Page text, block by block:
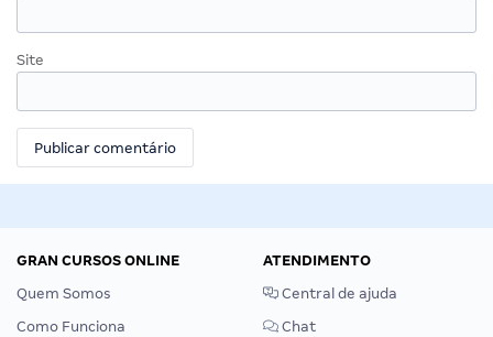
Site
GRAN CURSOS ONLINE
Quem Somos
Como Funciona
ATENDIMENTO
Central de ajuda
Chat